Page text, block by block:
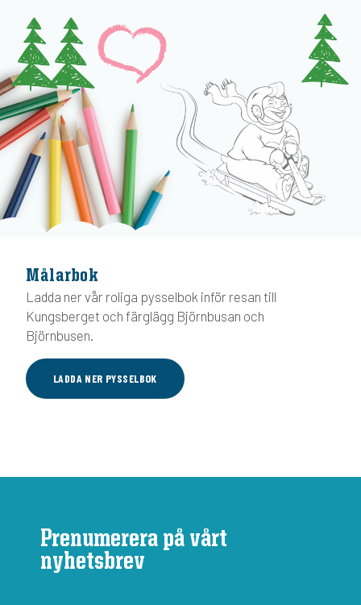
Målarbok
Ladda ner vår roliga pysselbok inför resan till
Kungsberget och färglägg Björnbusan och
Björnbusen.
LADDA NER PYSSELBOK
Prenumerera på vårt
nyhetsbrev